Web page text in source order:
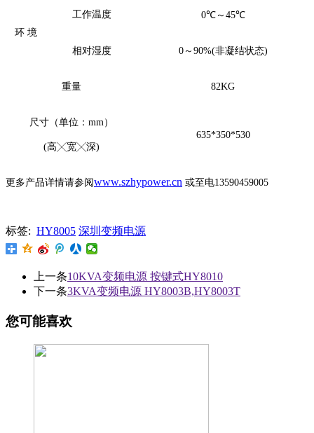
环 境
工作温度 0℃～45℃
相对湿度 0～90%(非凝结状态)
重量 82KG
尺寸（单位： mm）
(高╳宽╳深)
635*350*530
更多产品详情请参阅www.szhypower.cn 或至电13590459005
标签: HY8005 深圳变频电源
上一条10KVA变频电源 按键式HY8010
下一条3KVA变频电源 HY8003B,HY8003T
您可能喜欢